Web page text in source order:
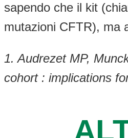
sapendo che il kit
mutazioni CFTR), ma
1. Audrezet MP,
cohort : implications